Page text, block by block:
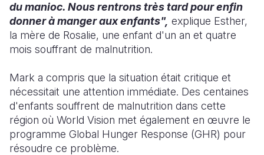
du manioc. Nous rentrons très tard pour enfin
donner à manger aux enfants", explique Esther,
la mère de Rosalie, une enfant d'un an et quatre
mois souffrant de malnutrition.
Mark a compris que la situation était critique et
nécessitait une attention immédiate. Des centaines
d'enfants souffrent de malnutrition dans cette
région où World Vision met également en œuvre le
programme Global Hunger Response (GHR) pour
résoudre ce problème.